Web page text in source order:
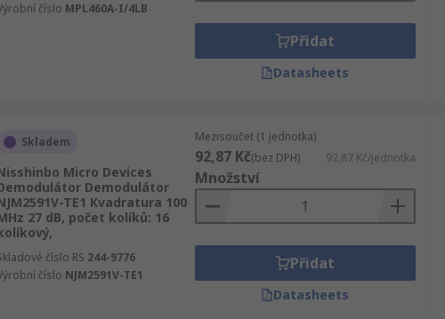
číslo MPL460A-I/4LB
Přidat
Datasheets
Skladem
Micro Devices
Demodulátor
TE1 Kvadratura 100
27 dB, počet kolíků: 16
číslo RS 244-9776
číslo NJM2591V-TE1
Mezisoučet (1 jednotka)
92,87 Kč(bez DPH) 92,87 Kč/jednotka
Množství
Přidat
Datasheets